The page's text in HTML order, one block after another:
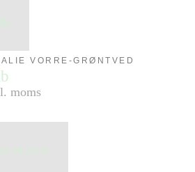
VORRE-GRØNTVED
moms